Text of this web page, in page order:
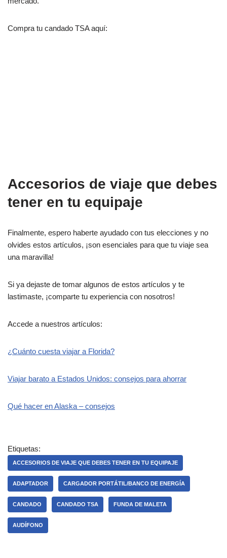
Compra tu candado TSA aquí:
Accesorios de viaje que debes
tener en tu equipaje
Finalmente, espero haberte ayudado con tus elecciones y no
olvides estos artículos, ¡son esenciales para que tu viaje sea
una maravilla!
Si ya dejaste de tomar algunos de estos artículos y te
lastimaste, ¡comparte tu experiencia con nosotros!
Accede a nuestros artículos:
¿Cuánto cuesta viajar a Florida?
Viajar barato a Estados Unidos: consejos para ahorrar
Qué hacer en Alaska – consejos
Etiquetas:
ACCESORIOS DE VIAJE QUE DEBES TENER EN TU EQUIPAJE
ADAPTADOR CARGADOR PORTÁTIL/BANCO DE ENERGÍA
CANDADO CANDADO TSA FUNDA DE MALETA
AUDÍFONO